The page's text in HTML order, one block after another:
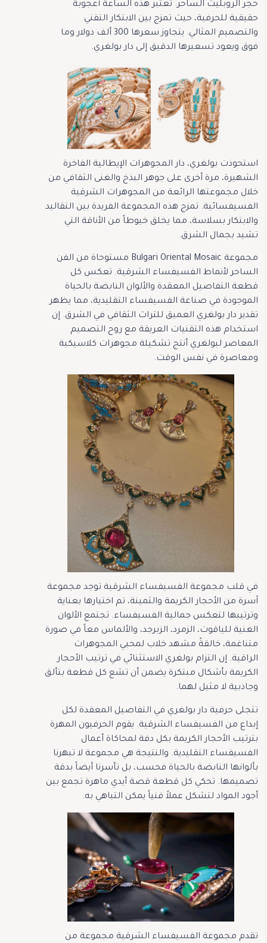
حجر الروبليت الساحر. تعتبر هذه الساعة أعجوبة
حقيقية للحرفية، حيث تمزج بين الابتكار التقني
والتصميم المثالي. يتجاوز سعرها 300 ألف دولار وما
فوق ويعود تسعيرها الدقيق إلى دار بولغري.
استحوذت بولغري، دار المجوهرات الإيطالية الفاخرة
الشهيرة، مرة أخرى على جوهر البذخ والغنى الثقافي من
خلال مجموعتها الرائعة من المجوهرات الشرقية
الفسيفسائية. تمزج هذه المجموعة الفريدة بين التقاليد
والابتكار بسلاسة، مما يخلق خيوطاً من الأناقة التي
تشيد بجمال الشرق.
مجموعة Bulgari Oriental Mosaic مستوحاة من الفن
الساحر لأنماط الفسيفساء الشرقية. تعكس كل
قطعة التفاصيل المعقدة والألوان النابضة بالحياة
الموجودة في صناعة الفسيفساء التقليدية، مما يظهر
تقدير دار بولغري العميق للتراث الثقافي في الشرق. إن
استخدام هذه التقنيات العريقة مع روح التصميم
المعاصر لبولغري أنتج تشكيلة مجوهرات كلاسيكية
ومعاصرة في نفس الوقت.
في قلب مجموعة الفسيفساء الشرقية توجد مجموعة
آسرة من الأحجار الكريمة والثمينة، تم اختيارها بعناية
وترتيبها لتعكس جمالية الفسيفساء. تجتمع الألوان
الغنية للياقوت، الزمرد، الزبرجد، والألماس معاً في صورة
متناغمة، خالقةً مشهد خلاب لمحبي المجوهرات
الراقية. إن التزام بولغري الاستثنائي في ترتيب الأحجار
الكريمة بأشكال مبتكرة يضمن أن تشع كل قطعة بتألق
وجاذبية لا مثيل لهما.
تتجلى حرفية دار بولغري في التفاصيل المعقدة لكل
إبداع من الفسيفساء الشرقية. يقوم الحرفيون المهرة
بترتيب الأحجار الكريمة بكل دفة لمحاكاة أعمال
الفسيفساء التقليدية. والنتيجة هي مجموعة لا تبهرنا
بألوانها النابضة بالحياة فحسب، بل تأسرنا أيضاً بدقة
تصميمها. تحكي كل قطعة قصة أيدي ماهرة تجمع بين
أجود المواد لتشكل عملاً فنياً يمكن التباهي به.
تقدم مجموعة الفسيفساء الشرقية مجموعة من